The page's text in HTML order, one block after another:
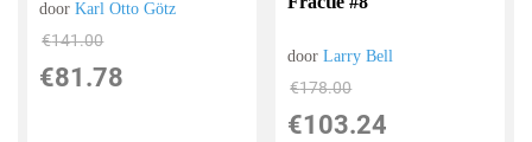
doorKarl Otto Götz
€141.00
€81.78
doorLarry Bell
€178.00
€103.24